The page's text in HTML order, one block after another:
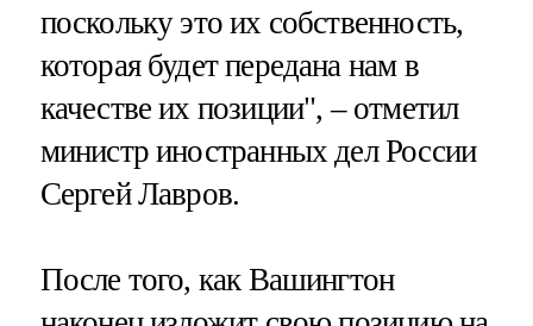
поскольку это их собственность,
которая будет передана нам в
качестве их позиции", – отметил
министр иностранных дел России
Сергей Лавров.
После того, как Вашингтон